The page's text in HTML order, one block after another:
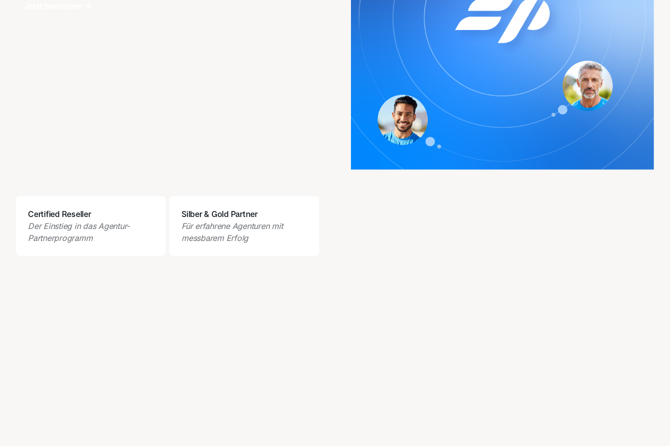
Certified Reseller
Der Einstieg in das Agentur-
Partnerprogramm
Silber & Gold Partner
Für erfahrene Agenturen mit
messbarem Erfolg